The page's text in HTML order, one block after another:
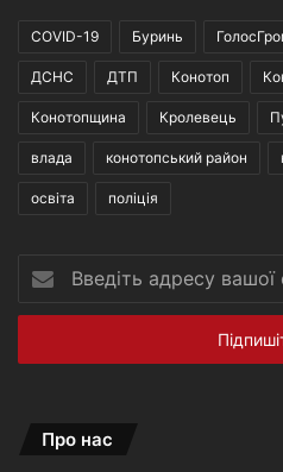
COVID-19 Буринь
ДСНС ДТП Конотоп
Конотопщина Кролевець
влада конотопський район
освіта поліція
адресу
вашої
пошти
Про нас